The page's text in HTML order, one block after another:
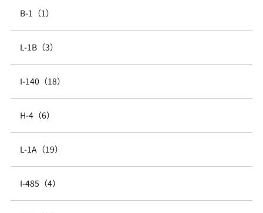
B-1（1）
L-1B（3）
I-140（18）
H-4（6）
L-1A（19）
I-485（4）